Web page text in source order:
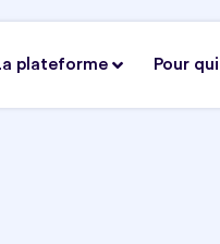
plateforme Pour qui